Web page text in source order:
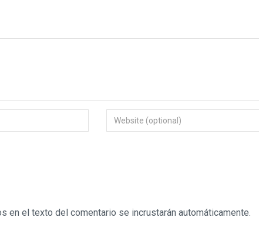
en el texto del comentario se incrustarán automáticamente.